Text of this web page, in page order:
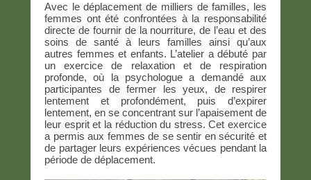
Avec le déplacement de milliers de familles, les
femmes ont été confrontées à la responsabilité
directe de fournir de la nourriture, de l’eau et des
soins de santé à leurs familles ainsi qu’aux
autres femmes et enfants. L’atelier a débuté par
un exercice de relaxation et de respiration
profonde, où la psychologue a demandé aux
participantes de fermer les yeux, de respirer
lentement et profondément, puis d’expirer
lentement, en se concentrant sur l’apaisement de
leur esprit et la réduction du stress. Cet exercice
a permis aux femmes de se sentir en sécurité et
de partager leurs expériences vécues pendant la
période de déplacement.